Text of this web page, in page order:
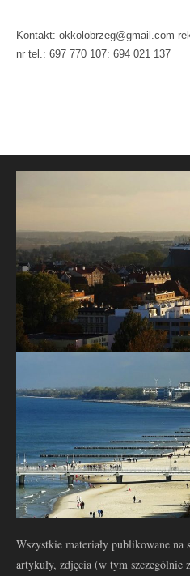
Kontakt: okkolobrzeg@gmail.com
nr tel.: 697 770 107: 694 021 137
Wszystkie materiały publikowane
artykuły, zdjęcia (w tym szczególnie